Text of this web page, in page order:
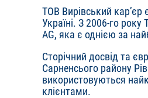
ТОВ Вирівський кар’єр
Україні. З 2006-го
AG, яка є однією за
Сторічний досвід та
Сарненсього району
використовуються
клієнтами.